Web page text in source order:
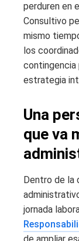
perduren en
Consultivo
mismo
los
estrategia
Una
que va
Dentro de la
jornada